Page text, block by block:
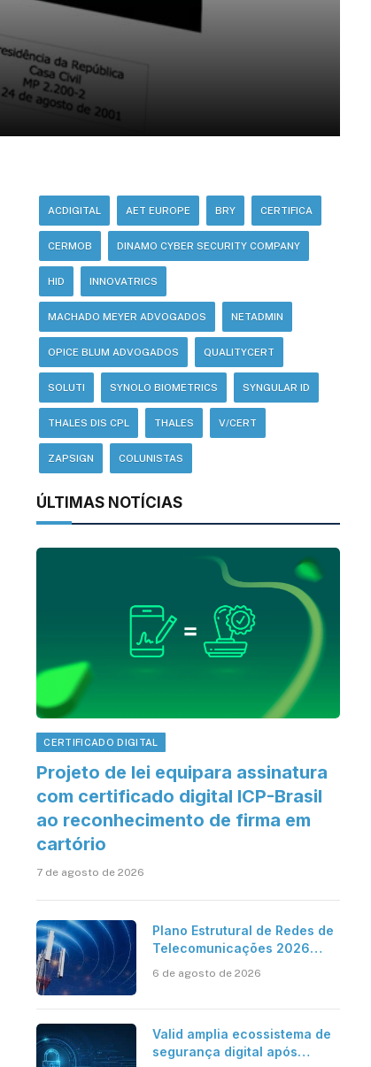
ACDIGITAL AET EUROPE BRY CERTIFICA
CERMOB DINAMO CYBER SECURITY COMPANY
HID INNOVATRICS
MACHADO MEYER ADVOGADOS NETADMIN
OPICE BLUM ADVOGADOS QUALITYCERT
SOLUTI SYNOLO BIOMETRICS SYNGULAR ID
THALES DIS CPL THALES V/CERT
ZAPSIGN COLUNISTAS
ÚLTIMAS NOTÍCIAS
CERTIFICADO DIGITAL
Projeto de lei equipara assinatura
com certificado digital ICP-Brasil
ao reconhecimento de firma em
cartório
7 de agosto de 2026
Plano Estrutural de Redes de
Telecomunicações 2026
móvel, mas mantém desafio
6 de agosto de 2026
Valid amplia ecossistema de
segurança digital após